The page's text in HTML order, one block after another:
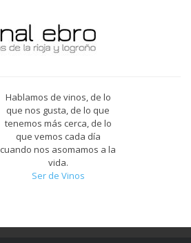
Hablamos de vinos, de lo
que nos gusta, de lo que
tenemos más cerca, de lo
que vemos cada día
cuando nos asomamos a la
vida.
Ser de Vinos